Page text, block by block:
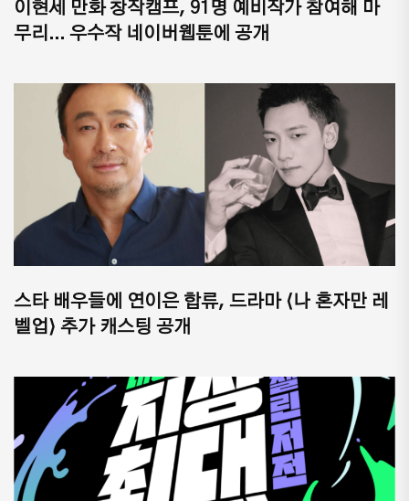
이현세 만화 창작캠프, 91명 예비작가 참여해 마
무리... 우수작 네이버웹툰에 공개
스타 배우들에 연이은 합류, 드라마 ⟨나 혼자만 레
벨업⟩ 추가 캐스팅 공개